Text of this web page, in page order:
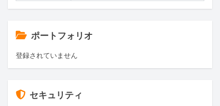
ポートフォリオ
登録されていません
セキュリティ